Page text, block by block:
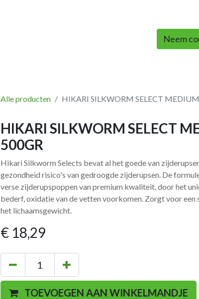
Neem
Alle producten HIKARI SILKWORM SELECT
HIKARI SILKWORM SELECT
500GR
Hikari Silkworm Selects bevat al het goede van
gezondheid risico's van gedroogde zijderupsen. De
verse zijde­rupspoppen van premium kwaliteit, door het
bederf, oxidatie van de vetten voorkomen. Zorgt voor een
het lichaamsgewicht.
€ 18,29
TOEVOEGEN AAN WINKELMANDJE